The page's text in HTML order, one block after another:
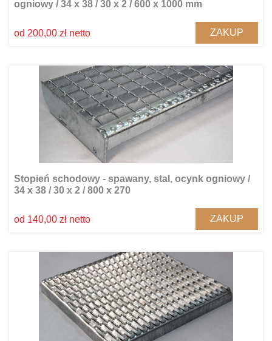
ogniowy / 34 x 38 / 30 x 2 / 600 x 1000 mm
od 200,00 zł netto ZAKUP
Stopień schodowy - spawany, stal, ocynk ogniowy /
34 x 38 / 30 x 2 / 800 x 270
od 140,00 zł netto ZAKUP